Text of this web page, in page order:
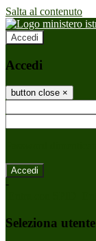
Salta al contenuto
Accedi
Accedi
button close ×
-
Seleziona utente